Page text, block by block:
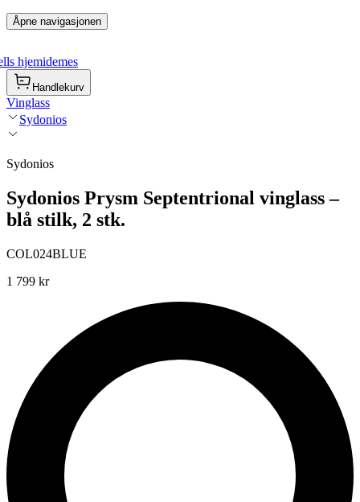
Åpne navigasjonen
hjemidemes
Handlekurv
Vinglass
Sydonios
Sydonios
Sydonios Prysm Septentrional vinglass –
blå stilk, 2 stk.
COL024BLUE
1 799 kr